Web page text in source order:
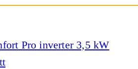
Pro inverter 3,5 kW